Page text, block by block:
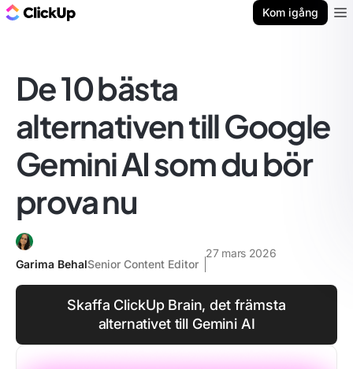
Kom igång
De 10 bästa
alternativen till Google
Gemini AI som du bör
prova nu
Garima BehalSenior Content Editor
27 mars 2026
Skaffa ClickUp Brain, det främsta
alternativet till Gemini AI